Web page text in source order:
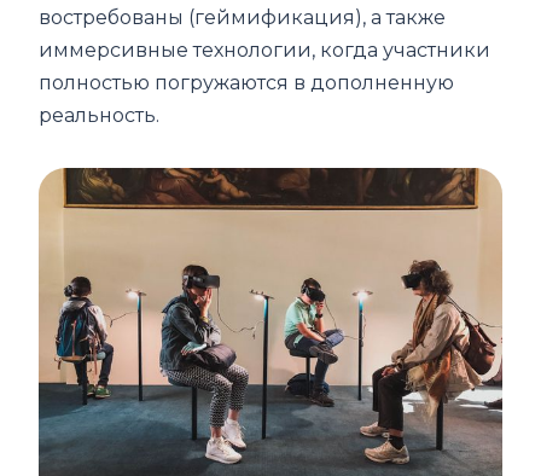
востребованы (геймификация), а также
иммерсивные технологии, когда участники
полностью погружаются в дополненную
реальность.